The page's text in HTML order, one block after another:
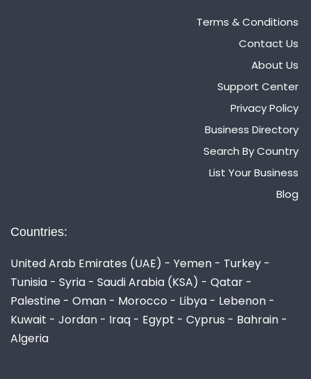
Terms & Conditions
Contact Us
About Us
Support Center
Privacy Policy
Business Directory
Search By Country
List Your Business
Blog
Countries:
United Arab Emirates (UAE) - Yemen - Turkey -
Tunisia - Syria - Saudi Arabia (KSA) - Qatar -
Palestine - Oman - Morocco - Libya - Lebenon -
Kuwait - Jordan - Iraq - Egypt - Cyprus - Bahrain -
Algeria